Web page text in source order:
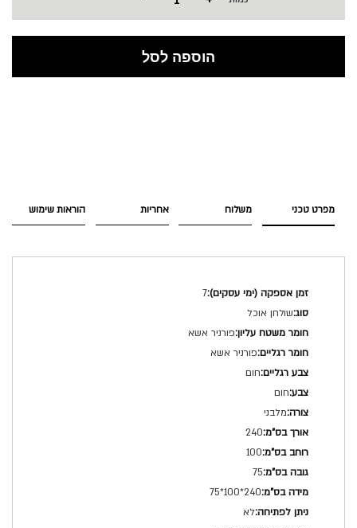
הוספה לסל
מפרט טכני
מפרט
טכני
7
שולחן אוכל
פורניר אשא
פורניר אשא
חום
חום
מלבני
240
100
75
240*100*75
לא
משלוח אחריות הוראות שימוש